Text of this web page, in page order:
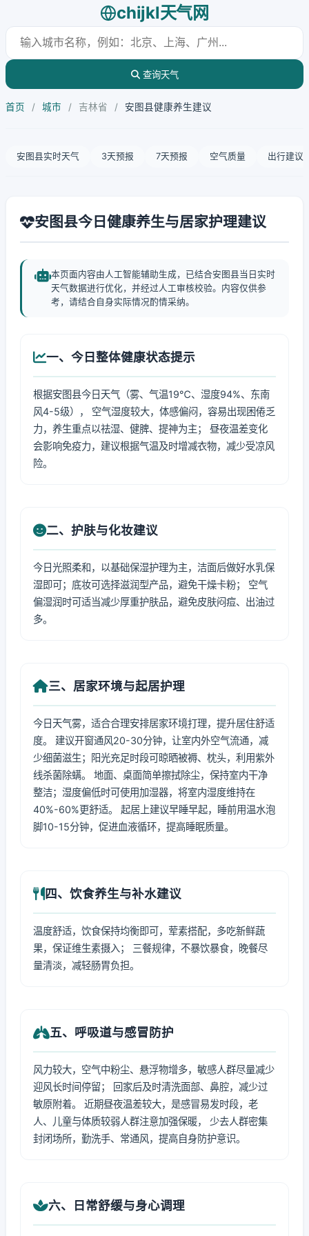
chijkl天气网
查询天气
首页 / 城市 / 吉林省 / 安图县健康养生建议
安图县实时天气 3天预报 7天预报 空气质量 出行建议
安图县今日健康养生与居家护理建议
本页面内容由人工智能辅助生成，已结合安图县当日实时
天气数据进行优化，并经过人工审核校验。内容仅供参
考，请结合自身实际情况酌情采纳。
一、今日整体健康状态提示
根据安图县今日天气（雾、气温19℃、湿度94%、东南
风4-5级）， 空气湿度较大，体感偏闷，容易出现困倦乏
力，养生重点以祛湿、健脾、提神为主； 昼夜温差变化
会影响免疫力，建议根据气温及时增减衣物，减少受凉风
险。
二、护肤与化妆建议
今日光照柔和，以基础保湿护理为主，洁面后做好水乳保
湿即可；底妆可选择滋润型产品，避免干燥卡粉； 空气
偏湿润时可适当减少厚重护肤品，避免皮肤闷痘、出油过
多。
三、居家环境与起居护理
今日天气雾，适合合理安排居家环境打理，提升居住舒适
度。 建议开窗通风20-30分钟，让室内外空气流通，减
少细菌滋生；阳光充足时段可晾晒被褥、枕头，利用紫外
线杀菌除螨。 地面、桌面简单擦拭除尘，保持室内干净
整洁；湿度偏低时可使用加湿器，将室内湿度维持在
40%-60%更舒适。 起居上建议早睡早起，睡前用温水泡
脚10-15分钟，促进血液循环，提高睡眠质量。
四、饮食养生与补水建议
温度舒适，饮食保持均衡即可，荤素搭配，多吃新鲜蔬
果，保证维生素摄入； 三餐规律，不暴饮暴食，晚餐尽
量清淡，减轻肠胃负担。
五、呼吸道与感冒防护
风力较大，空气中粉尘、悬浮物增多，敏感人群尽量减少
迎风长时间停留； 回家后及时清洗面部、鼻腔，减少过
敏原附着。 近期昼夜温差较大，是感冒易发时段，老
人、儿童与体质较弱人群注意加强保暖， 少去人群密集
封闭场所，勤洗手、常通风，提高自身防护意识。
六、日常舒缓与身心调理